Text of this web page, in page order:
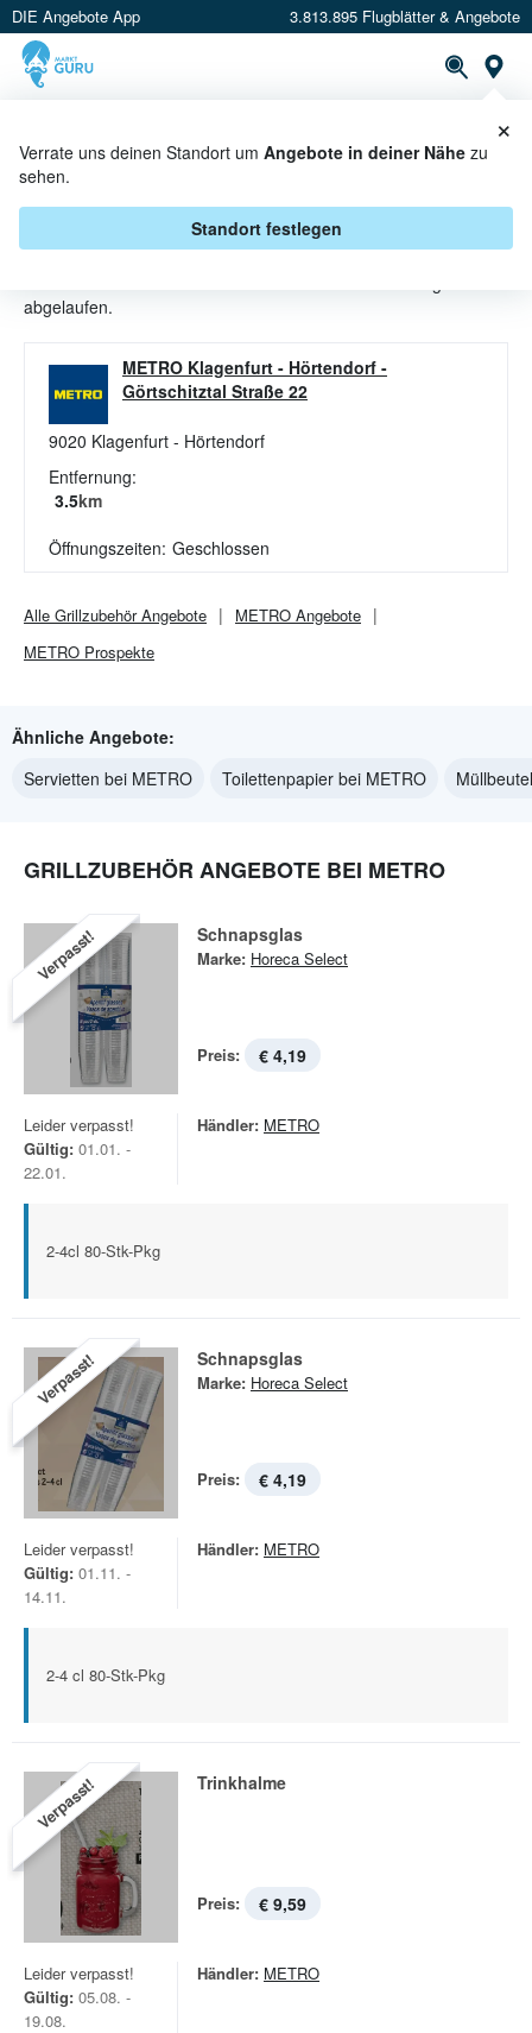
DIE Angebote App 3.813.895 Flugblätter & Angebote
Verrate uns deinen Standort um Angebote in deiner Nähe zu
sehen.
Standort festlegen
×
GRILLZUBEHÖR ANGEBOTE &
AKTIONEN BEI METRO
abgelaufen.
METRO Klagenfurt - Hörtendorf -
Görtschitztal Straße 22
9020 Klagenfurt - Hörtendorf
Entfernung:
3.5km
Öffnungszeiten: Geschlossen
Alle GrillzubehörAngebote METRO Angebote
METRO Prospekte
Ähnliche Angebote:
Servietten bei METRO
Toilettenpapier bei METRO
GRILLZUBEHÖR ANGEBOTE BEI METRO
Verpasst! Schnapsglas
Marke: Horeca Select
Preis: € 4,19
Leider verpasst!
Gültig: 01.01. -
22.01.
Händler: METRO
2-4cl 80-Stk-Pkg
Verpasst! Schnapsglas
Marke: Horeca Select
Preis: € 4,19
Leider verpasst!
Gültig: 01.11. -
14.11.
Händler: METRO
2-4 cl 80-Stk-Pkg
Verpasst! Trinkhalme
Preis: € 9,59
Leider verpasst!
Gültig: 05.08. -
19.08.
Händler: METRO